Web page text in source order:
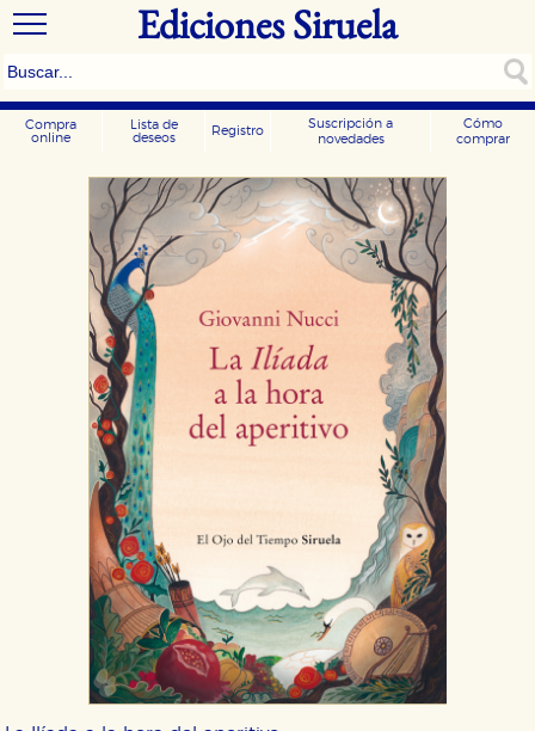
Ediciones Siruela
Compra
online
Lista de
deseos
Registro
Suscripción a
novedades
Cómo
comprar